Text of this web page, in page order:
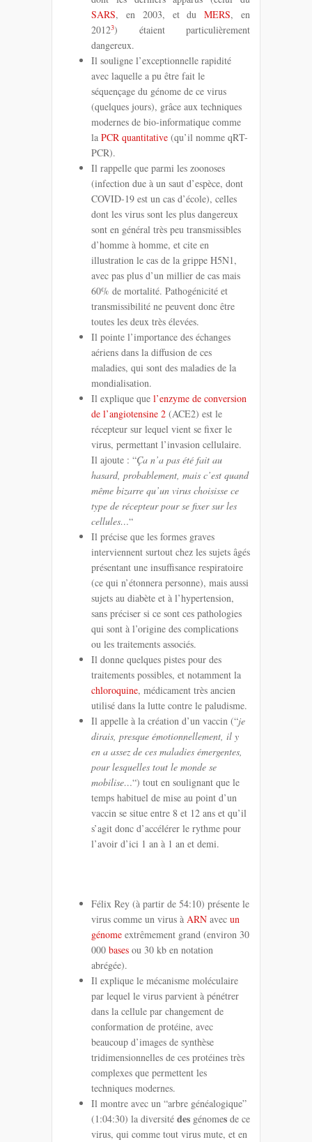
SARS, en 2003, et duMERS, en
20123) étaient particulièrement
dangereux.
Il souligne l’exceptionnelle rapidité
avec laquelle a pu être fait le
séquençage du génome de ce virus
(quelques jours), grâce aux techniques
modernes de bio-informatique comme
la PCR quantitative (qu’il nomme qRT-
PCR).
Il rappelle que parmi les zoonoses
(infection due à un saut d’espèce, dont
COVID-19 est un cas d’école), celles
dont les virus sont les plus dangereux
sont en général très peu transmissibles
d’homme à homme, et cite en
illustration le cas de la grippe H5N1,
avec pas plus d’un millier de cas mais
60% de mortalité. Pathogénicité et
transmissibilité ne peuvent donc être
toutes les deux très élevées.
Il pointe l’importance des échanges
aériens dans la diffusion de ces
maladies, qui sont des maladies de la
mondialisation.
Il explique que l’enzyme de conversion
de l’angiotensine 2 (ACE2) est le
récepteur sur lequel vient se fixer le
virus, permettant l’invasion cellulaire.
Il ajoute : “Ça n’a pas été fait au
hasard, probablement, mais c’est quand
même bizarre qu’un virus choisisse ce
type de récepteur pour se fixer sur les
cellules…“
Il précise que les formes graves
interviennent surtout chez les sujets âgés
présentant une insuffisance respiratoire
(ce qui n’étonnera personne), mais aussi
sujets au diabète et à l’hypertension,
sans préciser si ce sont ces pathologies
qui sont à l’origine des complications
ou les traitements associés.
Il donne quelques pistes pour des
traitements possibles, et notamment la
chloroquine, médicament très ancien
utilisé dans la lutte contre le paludisme.
Il appelle à la création d’un vaccin (“je
dirais, presque émotionnellement, il y
en a assez de ces maladies émergentes,
pour lesquelles tout le monde se
mobilise…“) tout en soulignant que le
temps habituel de mise au point d’un
vaccin se situe entre 8 et 12 ans et qu’il
s’agit donc d’accélérer le rythme pour
l’avoir d’ici 1 an à 1 an et demi.
Félix Rey (à partir de 54:10) présente le
virus comme un virus à ARN avec un
génome extrêmement grand (environ 30
000 bases ou 30 kb en notation
abrégée).
Il explique le mécanisme moléculaire
par lequel le virus parvient à pénétrer
dans la cellule par changement de
conformation de protéine, avec
beaucoup d’images de synthèse
tridimensionnelles de ces protéines très
complexes que permettent les
techniques modernes.
Il montre avec un “arbre généalogique”
(1:04:30) la diversité des génomes de ce
virus, qui comme tout virus mute, et en